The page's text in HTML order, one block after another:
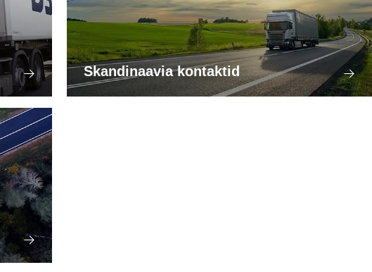
Skandinaavia kontaktid